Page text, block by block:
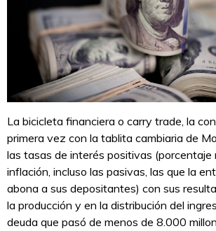
La bicicleta financiera o carry trade, la
primera vez con la tablita cambiaria de
las tasas de interés positivas (porcentaje
inflación, incluso las pasivas, las que la
abona a sus depositantes) con sus
la producción y en la distribución del
deuda que pasó de menos de 8.000